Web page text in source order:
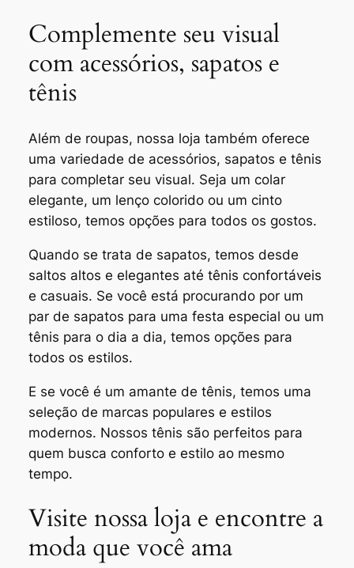
Complemente seu visual
com acessórios, sapatos e
tênis
Além de roupas, nossa loja também oferece
uma variedade de acessórios, sapatos e tênis
para completar seu visual. Seja um colar
elegante, um lenço colorido ou um cinto
estiloso, temos opções para todos os gostos.
Quando se trata de sapatos, temos desde
saltos altos e elegantes até tênis confortáveis
e casuais. Se você está procurando por um
par de sapatos para uma festa especial ou um
tênis para o dia a dia, temos opções para
todos os estilos.
E se você é um amante de tênis, temos uma
seleção de marcas populares e estilos
modernos. Nossos tênis são perfeitos para
quem busca conforto e estilo ao mesmo
tempo.
Visite nossa loja e encontre a
moda que você ama